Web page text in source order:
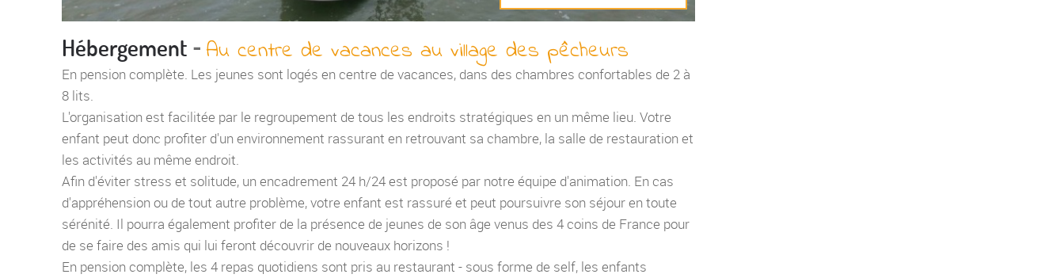
Hébergement - Au centre de vacances au village des pêcheurs
En pension complète. Les jeunes sont logés en centre de vacances, dans des chambres confortables de 2 à
8 lits.
L'organisation est facilitée par le regroupement de tous les endroits stratégiques en un même lieu. Votre
enfant peut donc profiter d'un environnement rassurant en retrouvant sa chambre, la salle de restauration et
les activités au même endroit.
Afin d'éviter stress et solitude, un encadrement 24 h/24 est proposé par notre équipe d'animation. En cas
d'appréhension ou de tout autre problème, votre enfant est rassuré et peut poursuivre son séjour en toute
sérénité. Il pourra également profiter de la présence de jeunes de son âge venus des 4 coins de France pour
de se faire des amis qui lui feront découvrir de nouveaux horizons !
En pension complète, les 4 repas quotidiens sont pris au restaurant - sous forme de self, les enfants